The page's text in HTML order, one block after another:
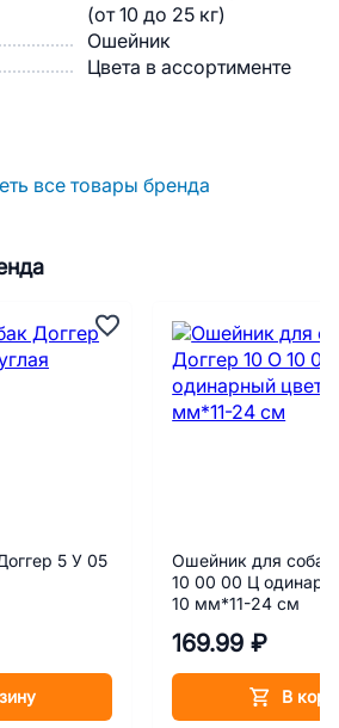
(от 10 до 25 кг)
Ошейник
Цвета в ассортименте
все товары бренда
5 У 05
Ошейник для собак
10 00 00 Ц
10 мм*11-24 см
169.99 ₽
В